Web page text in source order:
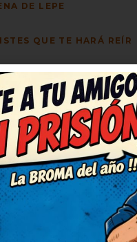
DE LEPE
QUE TE HARÁ REÍR
GARANTIZADA